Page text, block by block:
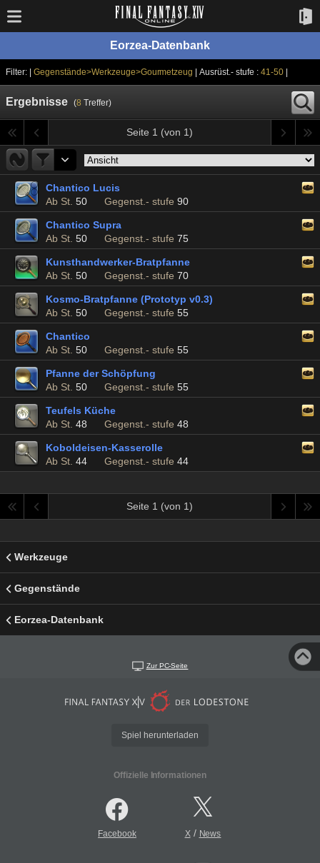
Eorzea-Datenbank
Filter: | Gegenstände>Werkzeuge>Gourmetzeug | Ausrüst.- stufe :41-50
Ergebnisse (8 Treffer)
Seite 1 (von 1)
Chantico Lucis
Ab St. 50 Gegenst.- stufe 90
Chantico Supra
Ab St. 50 Gegenst.- stufe 75
Kunsthandwerker-Bratpfanne
Ab St. 50 Gegenst.- stufe 70
Kosmo-Bratpfanne (Prototyp v0.3)
Ab St. 50 Gegenst.- stufe 55
Chantico
Ab St. 50 Gegenst.- stufe 55
Pfanne der Schöpfung
Ab St. 50 Gegenst.- stufe 55
Teufels Küche
Ab St. 48 Gegenst.- stufe 48
Koboldeisen-Kasserolle
Ab St. 44 Gegenst.- stufe 44
Seite 1 (von 1)
Werkzeuge
Gegenstände
Eorzea-Datenbank
Zur PC-Seite
Spiel herunterladen
Offizielle Informationen
Facebook X/ News